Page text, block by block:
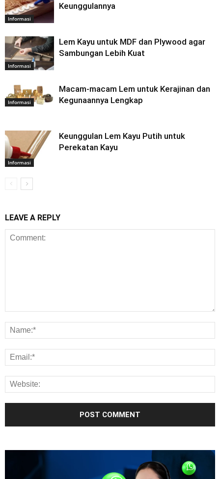
Informasi
Keunggulannya
Informasi
Lem Kayu untuk MDF dan Plywood agar
Sambungan Lebih Kuat
Informasi
Macam-macam Lem untuk Kerajinan dan
Kegunaannya Lengkap
Informasi
Keunggulan Lem Kayu Putih untuk
Perekatan Kayu
LEAVE A REPLY